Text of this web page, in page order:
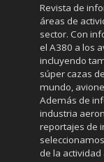
Revista de
áreas de
sector. Con
el A380 a los
incluyendo
súper cazas
mundo,
Además de
industria
reportajes de
de la